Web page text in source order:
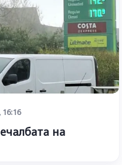
16:16
на